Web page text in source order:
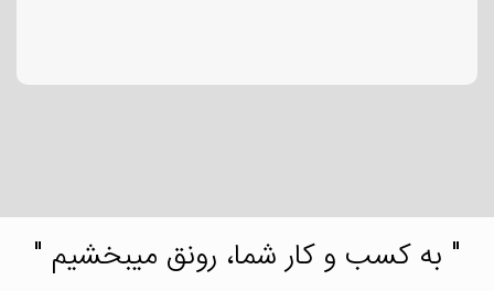
" به کسب و کار شما، رونق میبخشیم "